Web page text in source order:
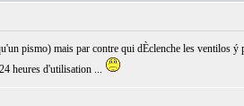
pismo) mais par contre qui dÈclenche les ventilos
heures d'utilisation ...